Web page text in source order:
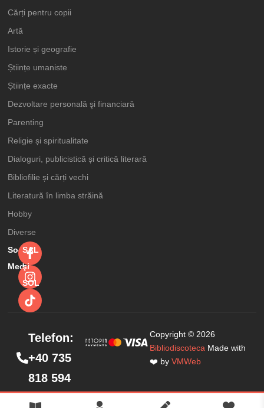
Cărți pentru copii
Artă
Istorie și geografie
Științe umaniste
Științe exacte
Dezvoltare personală şi financiară
Parenting
Religie și spiritualitate
Dialoguri, publicistică și critică literară
Bibliofilie și cărți vechi
Literatură în limba străină
Hobby
Diverse
Social
Media
SAL
şi
SOL
Copyright © 2026
Bibliodiscoteca Made with
❤️ byVMWeb
Telefon:
+40 735
818 594